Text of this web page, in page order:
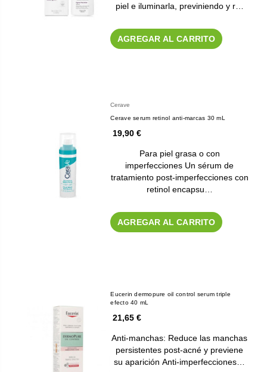
piel e iluminarla, previniendo y r…
AGREGAR AL CARRITO
Cerave
Cerave serum retinol anti-marcas 30 mL
19,90 €
Para piel grasa o con
imperfecciones Un sérum de
tratamiento post-imperfecciones con
retinol encapsu…
AGREGAR AL CARRITO
Eucerin dermopure oil control serum triple
efecto 40 mL
21,65 €
Anti-manchas: Reduce las manchas
persistentes post-acné y previene
su aparición Anti-imperfecciones…